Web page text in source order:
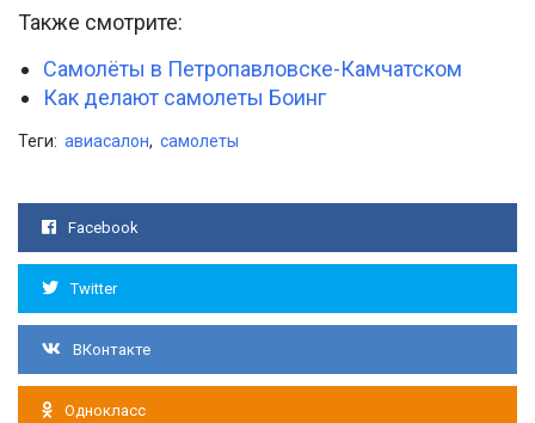
Также смотрите:
Самолёты в Петропавловске-Камчатском
Как делают самолеты Боинг
Теги: авиасалон, самолеты
Facebook
Twitter
ВКонтакте
Однокласс